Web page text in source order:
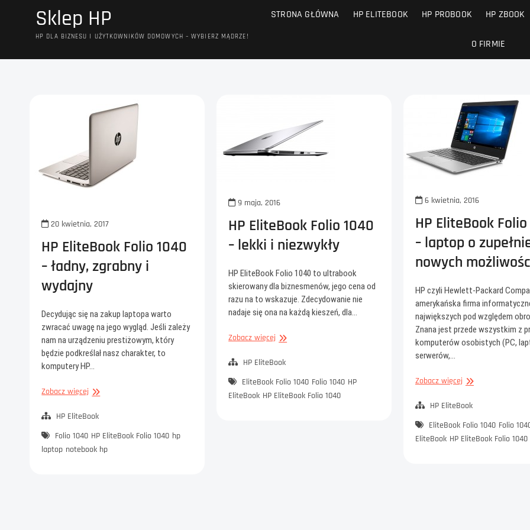
Sklep HP
HP DLA BIZNESU I UŻYTKOWNIKÓW DOMOWYCH – WYBIERZ MĄDRZE!
STRONA GŁÓWNA HP ELITEBOOK HP PROBOOK HP ZBOOK
O FIRMIE
20 kwietnia, 2017
HP EliteBook Folio 1040
– ładny, zgrabny i
wydajny
Decydując się na zakup laptopa warto
zwracać uwagę na jego wygląd. Jeśli zależy
nam na urządzeniu prestiżowym, który
będzie podkreślał nasz charakter, to
komputery HP…
Zobacz więcej HP
Folio
–
ładny,
HP EliteBook
Folio 1040 HP EliteBook Folio 1040 hp
laptop notebook hp
9 maja, 2016
HP EliteBook Folio 1040
– lekki i niezwykły
HP EliteBook Folio 1040 to ultrabook
skierowany dla biznesmenów, jego cena od
razu na to wskazuje. Zdecydowanie nie
nadaje się ona na każdą kieszeń, dla…
Zobacz więcej HP
Folio
–
lekki
HP EliteBook
EliteBook Folio 1040 Folio 1040 HP
EliteBook HP EliteBook Folio 1040
6 kwietnia, 2016
HP EliteBook
– laptop o
nowych
HP czyli Hewlett-Packard
amerykańska firma
największych pod względem
Znana jest przede wszystkim z
komputerów osobistych (PC,
serwerów,…
Zobacz więcejHP
Folio
–
laptop
HP EliteBook
EliteBook Folio 1040 Folio
EliteBook HP EliteBook Folio 1040